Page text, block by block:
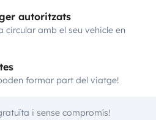
autoritzats
amb el seu vehicle en
formar part del viatge!
i sense compromís!